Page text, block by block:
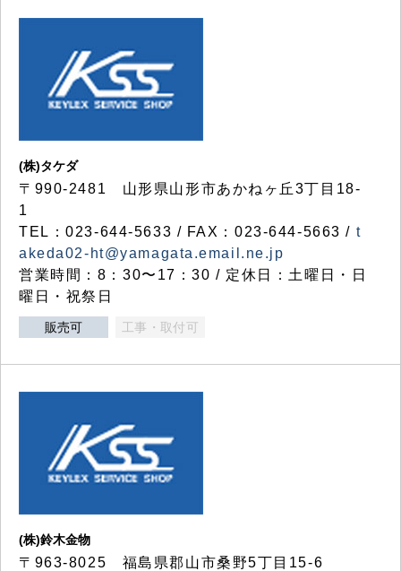
(株)タケダ
〒990-2481 山形県山形市あかねヶ丘3丁目18-
1
TEL：023-644-5633 / FAX：023-644-5663 / t
akeda02-ht@yamagata.email.ne.jp
営業時間：8：30〜17：30 / 定休日：土曜日・日
曜日・祝祭日
販売可 工事・取付可
(株)鈴木金物
〒963-8025 福島県郡山市桑野5丁目15-6